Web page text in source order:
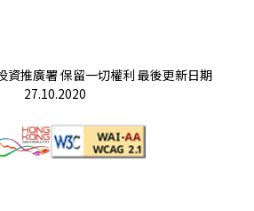
資推廣署 保留一切權利 最後更新日期
27.10.2020